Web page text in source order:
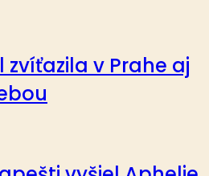
v Prahe aj